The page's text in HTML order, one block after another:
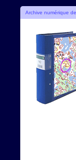
Archive numérique